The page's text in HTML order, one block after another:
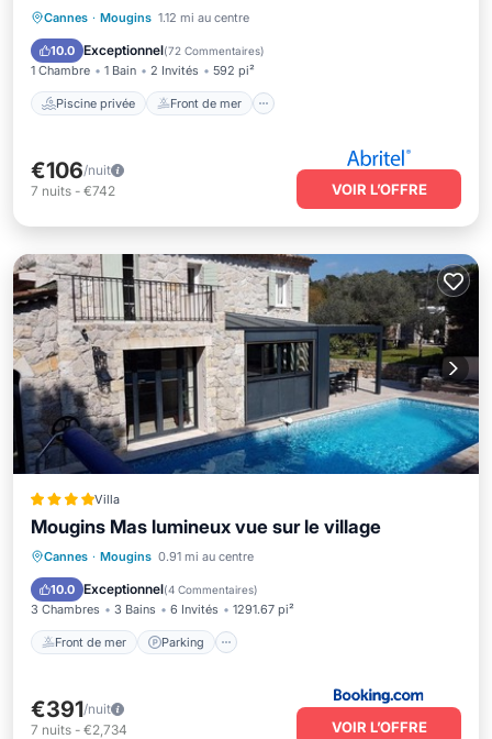
Cannes · Mougins 1.12 mi au centre
10.0 Exceptionnel(72 Commentaires)
1 Chambre 1 Bain 2 Invités 592 pi²
Piscine privée Front de mer
Piscine privée Front de mer
Piscine
€106/nuit
7 nuits - €742 VOIR L’OFFRE
Villa
Mougins Mas lumineux vue sur le village
Cannes · Mougins 0.91 mi au centre
10.0 Exceptionnel(4 Commentaires)
3 Chambres 3 Bains 6 Invités 1291.67 pi²
Front de mer Parking
Front de mer Parking
Vue sur l’océan
€391/nuit
7 nuits - €2,734 VOIR L’OFFRE